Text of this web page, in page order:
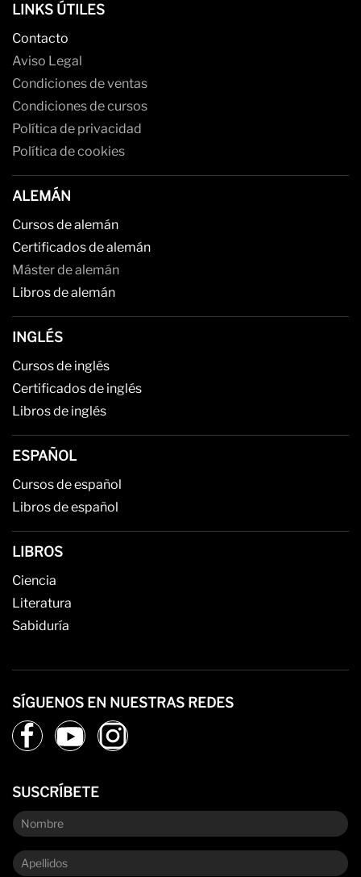
LINKS ÚTILES
Contacto
Aviso Legal
Condiciones de ventas
Condiciones de cursos
Política de privacidad
Política de cookies
ALEMÁN
Cursos de alemán
Certificados de alemán
Máster de alemán
Libros de alemán
INGLÉS
Cursos de inglés
Certificados de inglés
Libros de inglés
ESPAÑOL
Cursos de español
Libros de español
LIBROS
Ciencia
Literatura
Sabiduría
SÍGUENOS EN NUESTRAS REDES
SUSCRÍBETE